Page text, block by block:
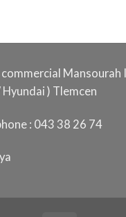
Mansourah
) Tlemcen
: 043 38 26 74